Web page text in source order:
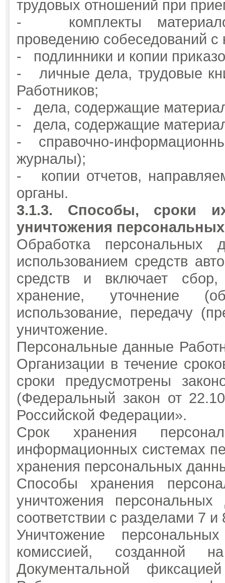
трудовых отношений при
- комплекты
проведению собеседований
- подлинники и копии
- личные дела, трудовые
Работников;
- дела, содержащие
- дела, содержащие
- справочно-
журналы);
- копии отчетов,
органы.
3.1.3. Способы, сроки
уничтожения
Обработка персональных
использованием средств
средств и включает сбор,
хранение, уточнение
использование, передачу
уничтожение.
Персональные данные
Организации в течение
сроки предусмотрены
(Федеральный закон от
Российской Федерации».
Срок хранения
информационных системах
хранения персональных
Способы хранения
уничтожения
соответствии с разделами 7
Уничтожение
комиссией, созданной
Документальной